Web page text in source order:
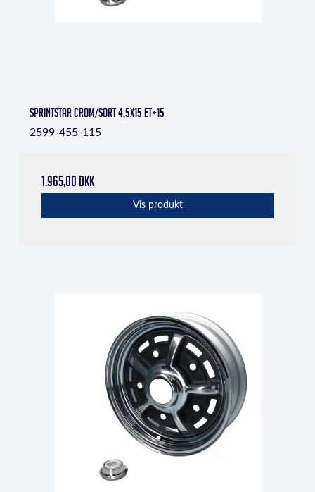
Sprintstar crom/sort 4,5x15 ET+15
2599-455-115
1.965,00 DKK
Vis produkt